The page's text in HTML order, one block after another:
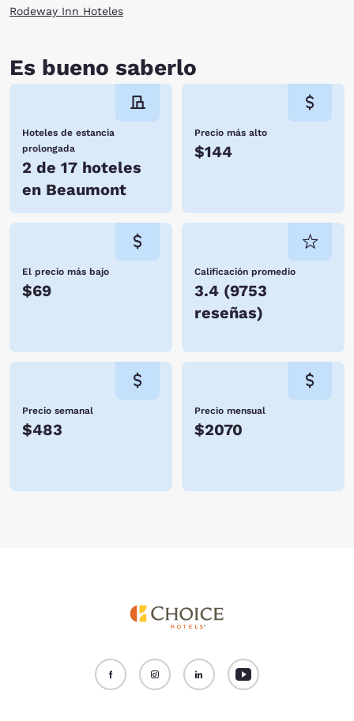
Rodeway Inn Hoteles
Es bueno saberlo
Hoteles de estancia
prolongada
2 de 17 hoteles
en Beaumont
Precio más alto
$144
El precio más bajo
$69
Calificación promedio
3.4 (9753
reseñas)
Precio semanal
$483
Precio mensual
$2070